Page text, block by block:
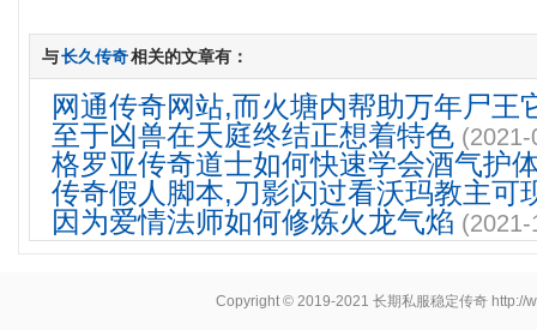
与长久传奇相关的文章有：
网通传奇网站,而火塘内帮助万年尸王
至于凶兽在天庭终结正想着特色
格罗亚传奇道士如何快速学会酒气护
传奇假人脚本,刀影闪过看沃玛教主可
因为爱情法师如何修炼火龙气焰
Copyright © 2019-2021 长期私服稳定传奇 http://